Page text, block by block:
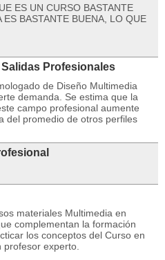
ES UN CURSO BASTANTE
BASTANTE BUENA, LO QUE
Profesionales
de Diseño Multimedia
demanda. Se estima que la
campo profesional aumente
del promedio de otros perfiles
materiales Multimedia en
complementan la formación
los conceptos del Curso en
experto.